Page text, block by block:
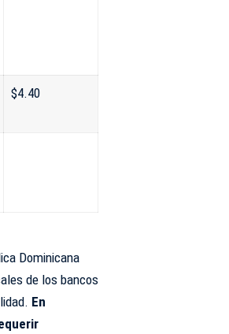
$4.40
Dominicana
de los bancos
En